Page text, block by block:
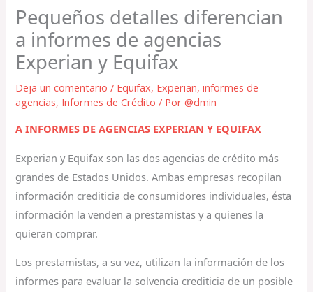
Pequeños detalles diferencian
a informes de agencias
Experian y Equifax
Deja un comentario / Equifax, Experian,informes de
agencias, Informes de Crédito / Por@dmin
A INFORMES DE AGENCIAS EXPERIAN Y EQUIFAX
Experian y Equifax son las dos agencias de crédito más
grandes de Estados Unidos. Ambas empresas recopilan
información crediticia de consumidores individuales, ésta
información la venden a prestamistas y a quienes la
quieran comprar.
Los prestamistas, a su vez, utilizan la información de los
informes para evaluar la solvencia crediticia de un posible